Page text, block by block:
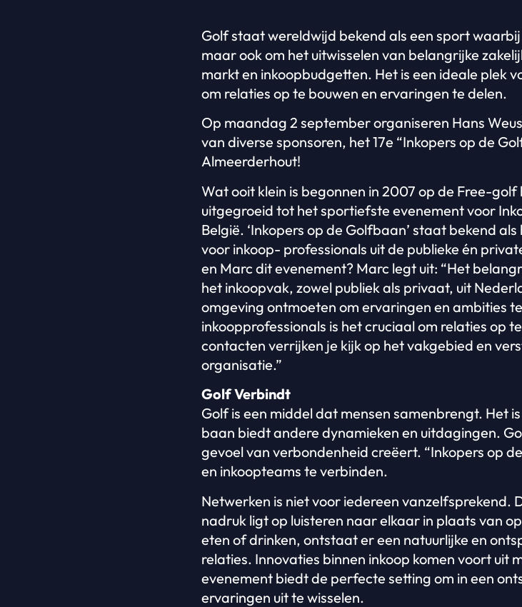
Golf staat wereldwijd bekend als een sport
maar ook om het uitwisselen van belangrijke
markt en inkoopbudgetten. Het is een ideale plek
om relaties op te bouwen en ervaringen te delen.
Op maandag 2 september organiseren Hans
van diverse sponsoren, het 17e “Inkopers op de
Almeerderhout!
Wat ooit klein is begonnen in 2007 op de Free-
uitgegroeid tot het sportiefste evenement voor
België. ‘Inkopers op de Golfbaan’ staat bekend
voor inkoop- professionals uit de publieke én
en Marc dit evenement? Marc legt uit: “Het
het inkoopvak, zowel publiek als privaat, uit
omgeving ontmoeten om ervaringen en ambities
inkoopprofessionals is het cruciaal om relaties op
contacten verrijken je kijk op het vakgebied en
organisatie.”
Golf Verbindt
Golf is een middel dat mensen samenbrengt. Het
baan biedt andere dynamieken en uitdagingen.
gevoel van verbondenheid creëert. “Inkopers op
en inkoopteams te verbinden.
Netwerken is niet voor iedereen vanzelfsprekend.
nadruk ligt op luisteren naar elkaar in plaats van
eten of drinken, ontstaat er een natuurlijke en
relaties. Innovaties binnen inkoop komen voort uit
evenement biedt de perfecte setting om in een
ervaringen uit te wisselen.